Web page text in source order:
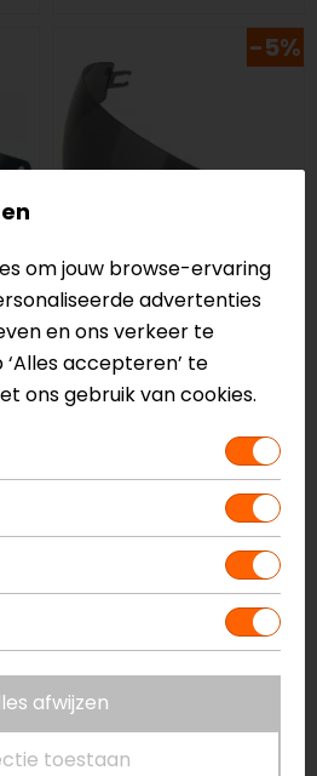
-5%
Zonnevizier I100
38,95
LS2
om jouw browse-ervaring
advertenties
en ons verkeer te
accepteren’ te
ons gebruik van cookies.
afwijzen
toestaan